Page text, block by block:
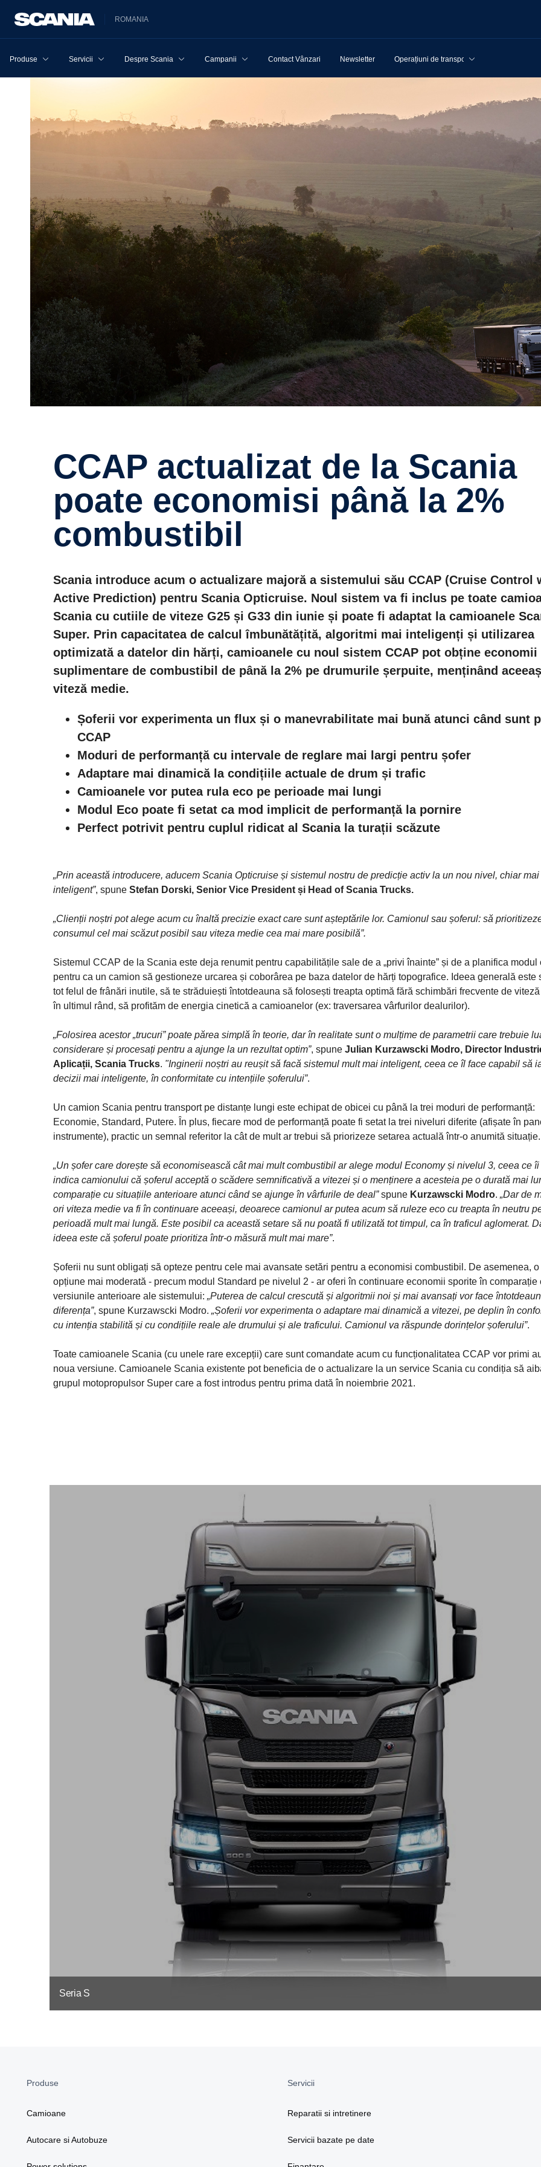
ROMANIA
Produse Servicii Despre Scania Campanii Contact Vânzari Newsletter Operațiuni de transport
CCAP actualizat de la Scania
poate economisi până la 2%
combustibil
Scania introduce acum o actualizare majoră a sistemului său CCAP (Cruise Control
Active Prediction) pentru Scania Opticruise. Noul sistem va fi inclus pe toate
Scania cu cutiile de viteze G25 și G33 din iunie și poate fi adaptat la camioanele
Super. Prin capacitatea de calcul îmbunătățită, algoritmi mai inteligenți și utilizarea
optimizată a datelor din hărți, camioanele cu noul sistem CCAP pot obține economii
suplimentare de combustibil de până la 2% pe drumurile șerpuite, menținând
viteză medie.
Șoferii vor experimenta un flux și o manevrabilitate mai bună atunci când sunt
CCAP
Moduri de performanță cu intervale de reglare mai largi pentru șofer
Adaptare mai dinamică la condițiile actuale de drum și trafic
Camioanele vor putea rula eco pe perioade mai lungi
Modul Eco poate fi setat ca mod implicit de performanță la pornire
Perfect potrivit pentru cuplul ridicat al Scania la turații scăzute
„Prin această introducere, aducem Scania Opticruise și sistemul nostru de predicție activ la un nou nivel, chiar mai
inteligent”, spune Stefan Dorski, Senior Vice President și Head of Scania Trucks.
„Clienții noștri pot alege acum cu înaltă precizie exact care sunt așteptările lor. Camionul sau șoferul: să
consumul cel mai scăzut posibil sau viteza medie cea mai mare posibilă”.
Sistemul CCAP de la Scania este deja renumit pentru capabilitățile sale de a „privi înainte” și de a planifica modul
pentru ca un camion să gestioneze urcarea și coborârea pe baza datelor de hărți topografice. Ideea generală este
tot felul de frânări inutile, să te străduiești întotdeauna să folosești treapta optimă fără schimbări frecvente de
în ultimul rând, să profităm de energia cinetică a camioanelor (ex: traversarea vârfurilor dealurilor).
„Folosirea acestor „trucuri” poate părea simplă în teorie, dar în realitate sunt o mulțime de parametrii care trebuie
considerare și procesați pentru a ajunge la un rezultat optim”, spune Julian Kurzawscki Modro, Director
Aplicații, Scania Trucks. "Inginerii noștri au reușit să facă sistemul mult mai inteligent, ceea ce îl face capabil să
decizii mai inteligente, în conformitate cu intențiile șoferului”.
Un camion Scania pentru transport pe distanțe lungi este echipat de obicei cu până la trei moduri de performanță:
Economie, Standard, Putere. În plus, fiecare mod de performanță poate fi setat la trei niveluri diferite (afișate în
instrumente), practic un semnal referitor la cât de mult ar trebui să priorizeze setarea actuală într-o anumită situație.
„Un șofer care dorește să economisească cât mai mult combustibil ar alege modul Economy și nivelul 3, ceea ce îi
indica camionului că șoferul acceptă o scădere semnificativă a vitezei și o menținere a acesteia pe o durată mai
comparație cu situațiile anterioare atunci când se ajunge în vârfurile de deal”spune Kurzawscki Modro. „Dar de
ori viteza medie va fi în continuare aceeași, deoarece camionul ar putea acum să ruleze eco cu treapta în neutru
perioadă mult mai lungă. Este posibil ca această setare să nu poată fi utilizată tot timpul, ca în traficul aglomerat.
ideea este că șoferul poate prioritiza într-o măsură mult mai mare”.
Șoferii nu sunt obligați să opteze pentru cele mai avansate setări pentru a economisi combustibil. De asemenea, o
opțiune mai moderată - precum modul Standard pe nivelul 2 - ar oferi în continuare economii sporite în comparație
versiunile anterioare ale sistemului: „Puterea de calcul crescută și algoritmii noi și mai avansați vor face
diferența”, spune Kurzawscki Modro. „Șoferii vor experimenta o adaptare mai dinamică a vitezei, pe deplin în
cu intenția stabilită și cu condițiile reale ale drumului și ale traficului. Camionul va răspunde dorințelor șoferului”.
Toate camioanele Scania (cu unele rare excepții) care sunt comandate acum cu funcționalitatea CCAP vor primi
noua versiune. Camioanele Scania existente pot beneficia de o actualizare la un service Scania cu condiția să
grupul motopropulsor Super care a fost introdus pentru prima dată în noiembrie 2021.
Seria S
Produse
Camioane
Autocare si Autobuze
Servicii
Reparatii si intretinere
Servicii bazate pe date